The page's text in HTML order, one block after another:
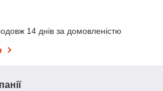
14 днів за домовленістю